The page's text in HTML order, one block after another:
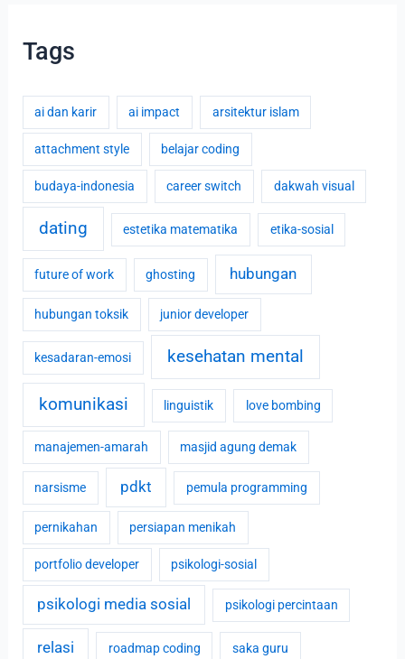
Tags
ai dan karir ai impact arsitektur islam
attachment style belajar coding
budaya-indonesia career switch dakwah visual
dating estetika matematika etika-sosial
future of work ghosting hubungan
hubungan toksik junior developer
kesadaran-emosi kesehatan mental
komunikasi linguistik love bombing
manajemen-amarah masjid agung demak
narsisme pdkt pemula programming
pernikahan persiapan menikah
portfolio developer psikologi-sosial
psikologi media sosial psikologi percintaan
relasi roadmap coding saka guru